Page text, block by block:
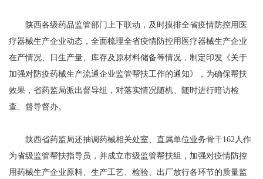
陕西各级药品监管部门上下联动，及时摸排全省疫情防控用医
疗器械生产企业动态，全面梳理全省疫情防控用医疗器械生产企业
在产情况、日生产量、库存及原材料储备等情况，制定印发《关于
加强对防疫药械生产流通企业监管帮扶工作的通知》，为确保帮扶
效果，省药监局派出督导组，对落实情况随机、随时进行暗访检
查、督导督办。
陕西省药监局还抽调药械相关处室、直属单位业务骨干162人作
为省级监管帮扶指导员，并成立市级监管帮扶组，加强对疫情防控
用药械生产企业原料、生产工艺、检验、出厂放行各环节的质量监